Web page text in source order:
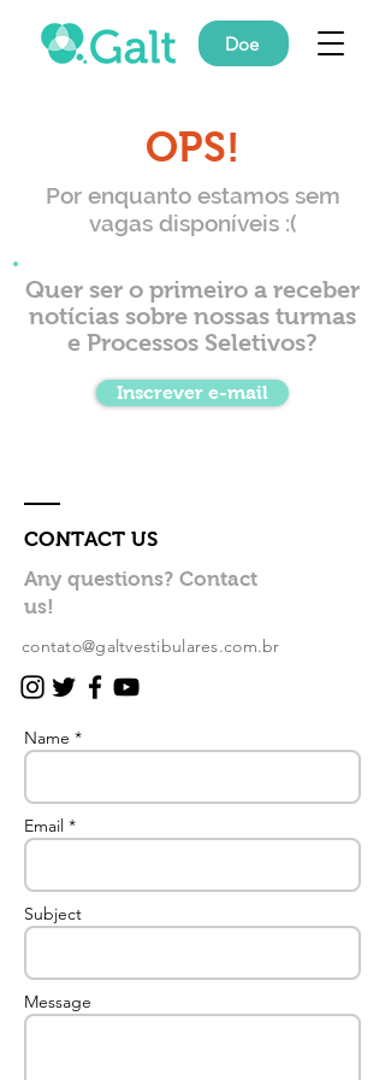
Doe
OPS!
Por enquanto estamos sem
vagas disponíveis :(
Quer ser o primeiro a receber
notícias sobre nossas turmas
e Processos Seletivos?
Inscrever e-mail
CONTACT US
Any questions? Contact
us!
contato@galtvestibulares.com.br
Name *
Email *
Subject
Message